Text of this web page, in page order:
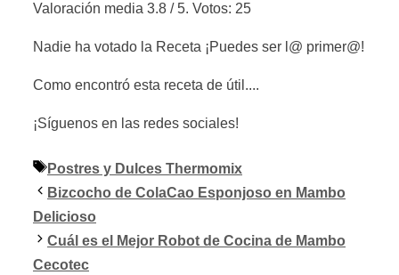
Valoración media 3.8 / 5. Votos: 25
Nadie ha votado la Receta ¡Puedes ser l@ primer@!
Como encontró esta receta de útil....
¡Síguenos en las redes sociales!
Etiquetas
Postres y Dulces Thermomix
Bizcocho de ColaCao Esponjoso en Mambo
Delicioso
Cuál es el Mejor Robot de Cocina de Mambo
Cecotec